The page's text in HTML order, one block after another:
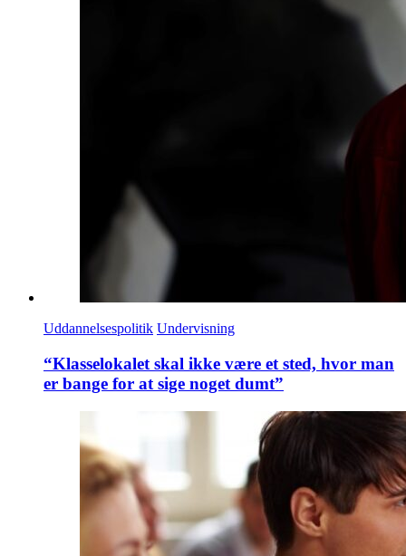
Uddannelsespolitik Undervisning
“Klasselokalet skal ikke være et sted, hvor man
er bange for at sige noget dumt”